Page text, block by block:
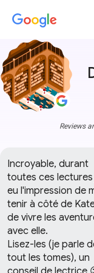
Reviews
Incroyable, durant
toutes ces lectures
eu l'impression de
tenir à côté de
de vivre les
avec elle.
Lisez-les (je parle
tout les tomes), un